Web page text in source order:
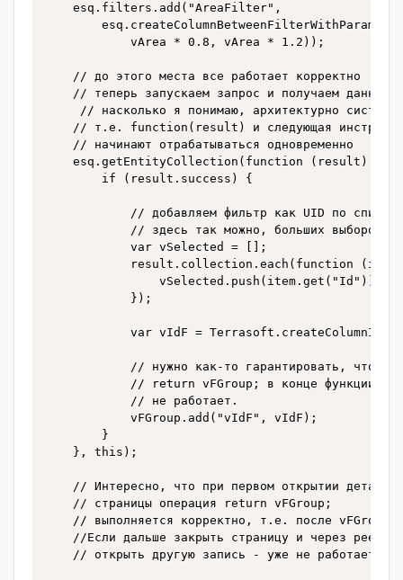
    esq.filters.add("AreaFilter",
            vArea * 0.8, vArea * 1.2));
    // до этого места все работает корректно
    // теперь запускаем запрос и получаем данные
// насколько я понимаю, архитектурно система
// т.е. function(result) и следующая
    // начинают отрабатываться одновременно
    esq.getEntityCollection(function (result) {
        if (result.success) {
            // добавляем фильтр как UID по списку
// здесь так можно, больших выборок
var vSelected =
result.collection.each(function
                vSelected.push(item.get("Id"));
            });
var vIdF =
// нужно как-то гарантировать,
// return vFGroup; в конце функции.
            // не работает.
            vFGroup.add("vIdF", vIdF);
        }
    }, this);
// Интересно, что при первом открытии детали
    // страницы операция return vFGroup;
// выполняется корректно, т.е. после
    //Если дальше закрыть страницу и через реестр
    // открыть другую запись - уже не работает.